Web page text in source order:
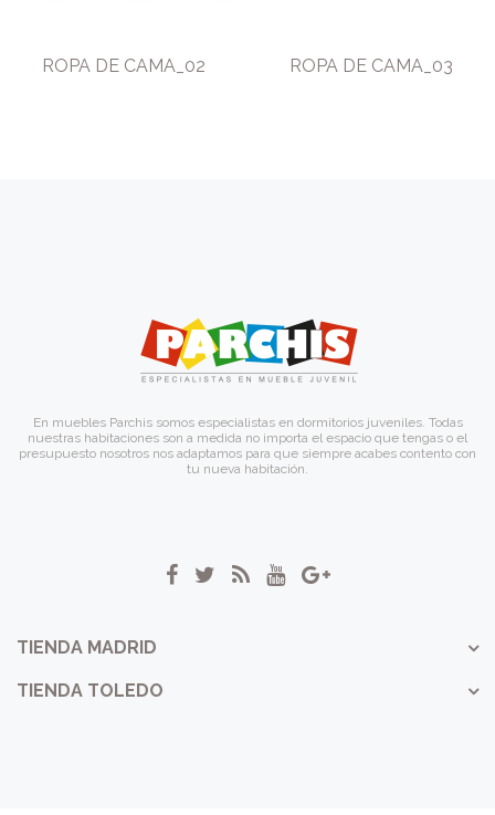
ROPA DE CAMA_02 ROPA DE CAMA_03
En muebles Parchis somos especialistas en dormitorios juveniles. Todas
nuestras habitaciones son a medida no importa el espacio que tengas o el
presupuesto nosotros nos adaptamos para que siempre acabes contento con
tu nueva habitación.
TIENDA MADRID
TIENDA TOLEDO